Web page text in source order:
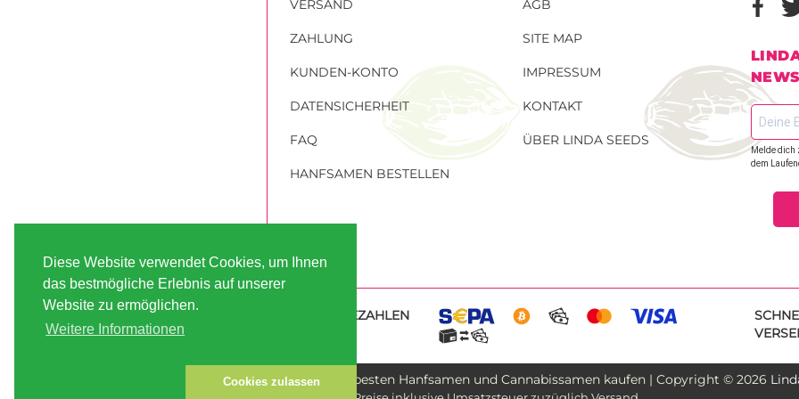
Diese Website verwendet Cookies, um Ihnen
das bestmögliche Erlebnis auf unserer
Website zu ermöglichen.
Weitere Informationen
Cookies zulassen
VERSAND
ZAHLUNG
KUNDEN-KONTO
DATENSICHERHEIT
FAQ
HANFSAMEN BESTELLEN
AGB
SITE MAP
IMPRESSUM
KONTAKT
ÜBER LINDA SEEDS
Melde dich
dem
SICHER BEZAHLEN
Die besten Hanfsamen und Cannabissamen kaufen | Copyright © 2026